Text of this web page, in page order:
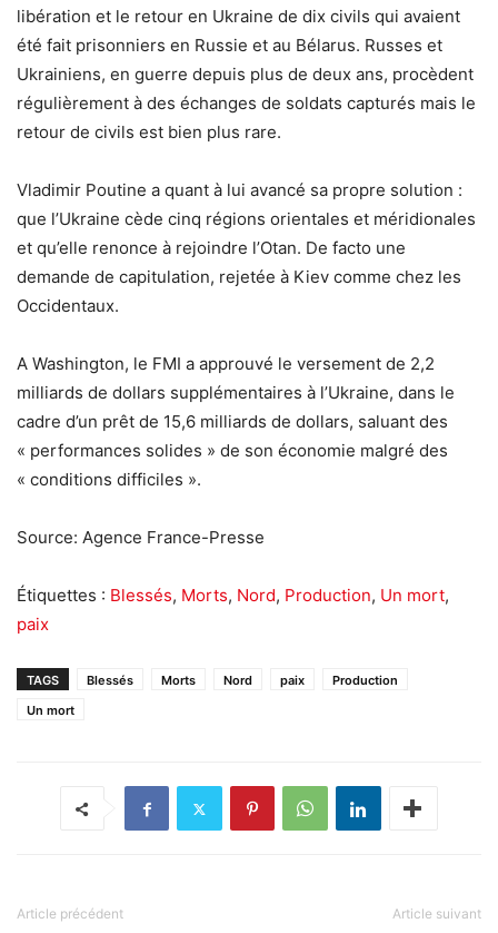
libération et le retour en Ukraine de dix civils qui avaient
été fait prisonniers en Russie et au Bélarus. Russes et
Ukrainiens, en guerre depuis plus de deux ans, procèdent
régulièrement à des échanges de soldats capturés mais le
retour de civils est bien plus rare.
Vladimir Poutine a quant à lui avancé sa propre solution :
que l’Ukraine cède cinq régions orientales et méridionales
et qu’elle renonce à rejoindre l’Otan. De facto une
demande de capitulation, rejetée à Kiev comme chez les
Occidentaux.
A Washington, le FMI a approuvé le versement de 2,2
milliards de dollars supplémentaires à l’Ukraine, dans le
cadre d’un prêt de 15,6 milliards de dollars, saluant des
« performances solides » de son économie malgré des
« conditions difficiles ».
Source: Agence France-Presse
Étiquettes : Blessés, Morts, Nord, Production, Un mort,
paix
TAGS Blessés Morts Nord paix
Production
Un mort
Article précédent Article suivant